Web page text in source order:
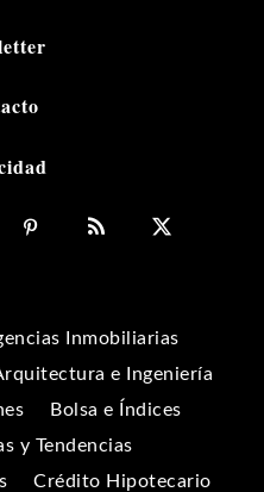
Inmobiliarias
e Ingeniería
Bolsa e Índices
y Tendencias
Crédito Hipotecario